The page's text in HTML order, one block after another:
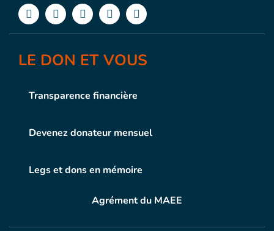
LE DON ET VOUS
Transparence financière
Devenez donateur mensuel
Legs et dons en mémoire
Agrément du MAEE